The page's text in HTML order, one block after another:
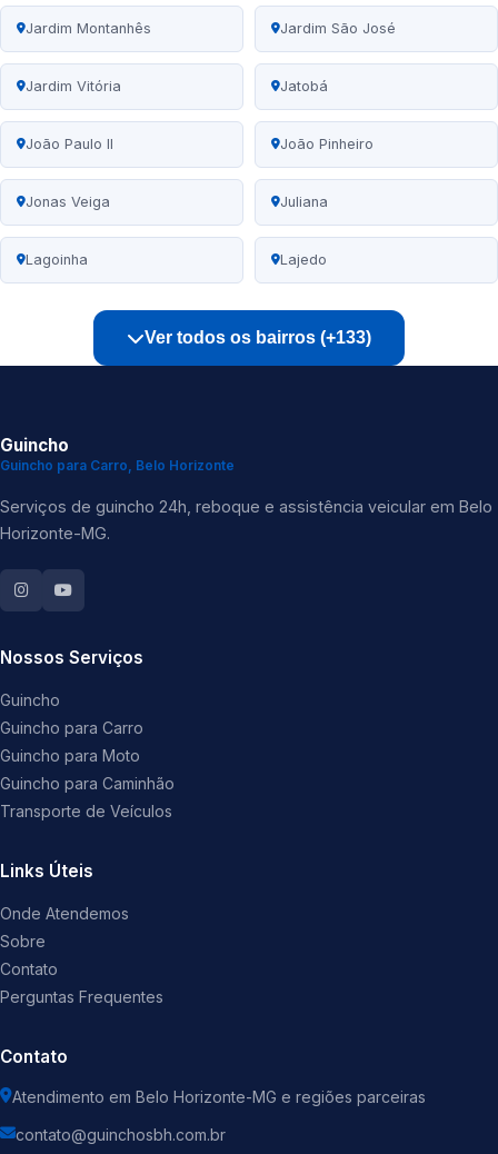
Jardim Montanhês Jardim São José
Jardim Vitória Jatobá
João Paulo II João Pinheiro
Jonas Veiga Juliana
Lagoinha Lajedo
Ver todos os bairros (+133)
Guincho
Guincho para Carro, Belo Horizonte
Serviços de guincho 24h, reboque e assistência veicular em Belo
Horizonte-MG.
Nossos Serviços
Guincho
Guincho para Carro
Guincho para Moto
Guincho para Caminhão
Transporte de Veículos
Links Úteis
Onde Atendemos
Sobre
Contato
Perguntas Frequentes
Contato
Atendimento em Belo Horizonte-MG e regiões parceiras
contato@guinchosbh.com.br